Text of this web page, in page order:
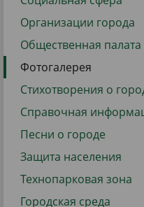
Организации города
Общественная палата
Фотогалерея
Стихотворения о
Справочная
Песни о городе
Защита населения
Технопарковая зона
Городская среда